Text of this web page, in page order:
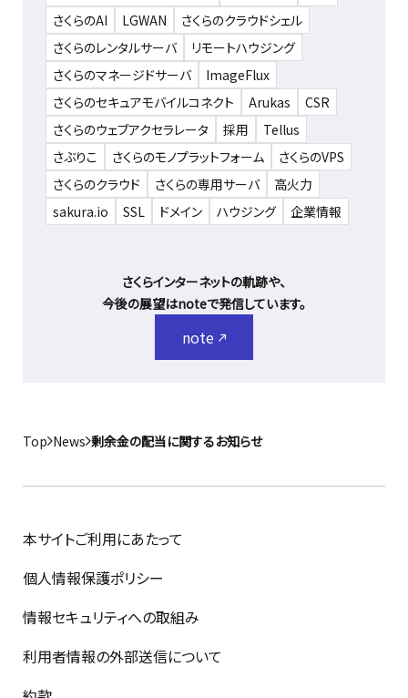
さくらのAI
LGWAN
さくらのクラウドシェル
さくらのレンタルサーバ
リモートハウジング
さくらのマネージドサーバ
ImageFlux
さくらのセキュアモバイルコネクト
Arukas
CSR
さくらのウェブアクセラレータ
採用
Tellus
さぶりこ
さくらのモノプラットフォーム
さくらのVPS
さくらのクラウド
さくらの専用サーバ
高火力
sakura.io
SSL ドメイン ハウジング 企業情報
さくらインターネットの軌跡や、
今後の展望はnoteで発信しています。
note
Top News 剰余金の配当に関するお知らせ
本サイトご利用にあたって
個人情報保護ポリシー
情報セキュリティへの取組み
利用者情報の外部送信について